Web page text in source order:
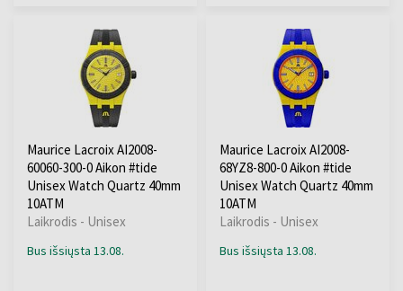
Maurice Lacroix AI2008-
60060-300-0 Aikon #tide
Unisex Watch Quartz 40mm
10ATM
Laikrodis - Unisex
Bus išsiųsta 13.08.
Maurice Lacroix AI2008-
68YZ8-800-0 Aikon #tide
Unisex Watch Quartz 40mm
10ATM
Laikrodis - Unisex
Bus išsiųsta 13.08.